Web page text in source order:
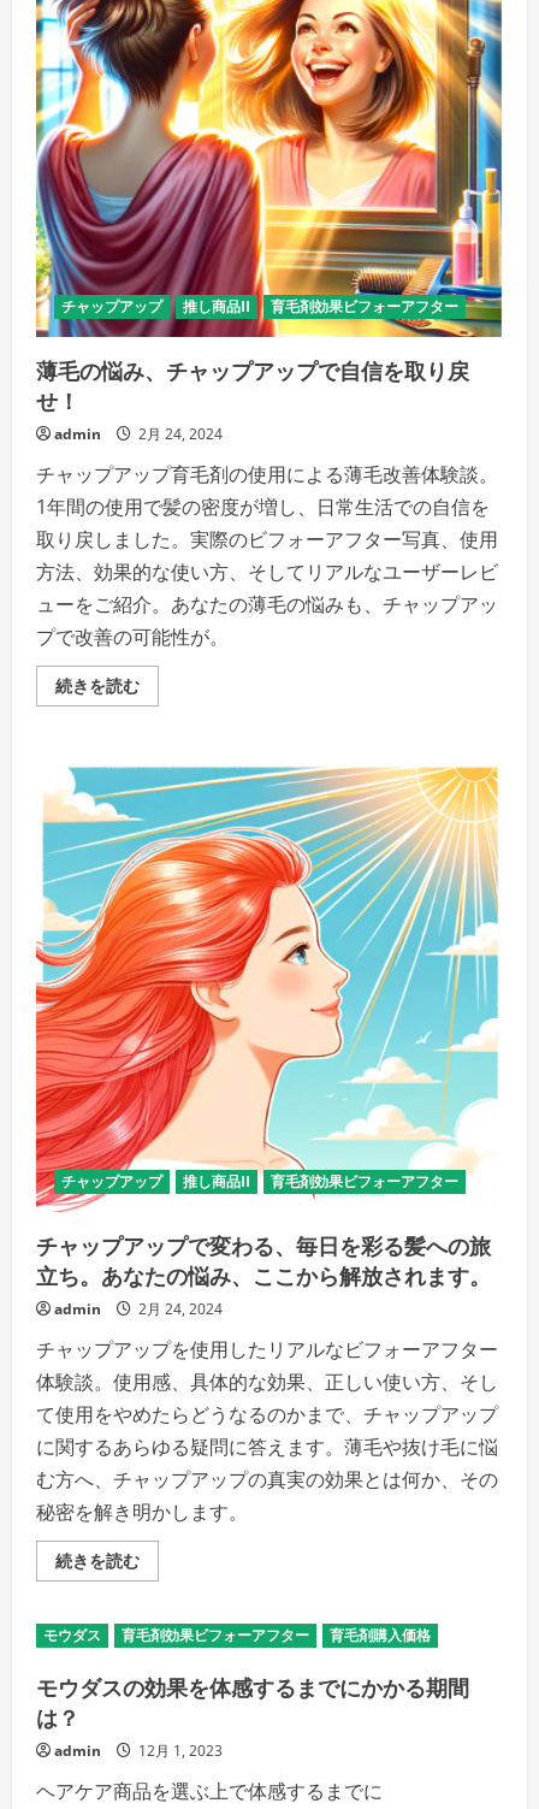
チャップアップ 推し商品II 育毛剤効果ビフォーアフター
薄毛の悩み、チャップアップで自信を取り戻
せ！
admin 2月 24, 2024
チャップアップ育毛剤の使用による薄毛改善体験談。
1年間の使用で髪の密度が増し、日常生活での自信を
取り戻しました。実際のビフォーアフター写真、使用
方法、効果的な使い方、そしてリアルなユーザーレビ
ューをご紹介。あなたの薄毛の悩みも、チャップアッ
プで改善の可能性が。
続きを読む薄
毛
チ
ャ
ッ
プ
ア
ッ
プ
で
自
信
を
取
り
戻
せ！
の
詳
細
を
ご
覧
く
だ
さ
い
チャップアップ 推し商品II 育毛剤効果ビフォーアフター
チャップアップで変わる、毎日を彩る髪への旅
立ち。あなたの悩み、ここから解放されます。
admin 2月 24, 2024
チャップアップを使用したリアルなビフォーアフター
体験談。使用感、具体的な効果、正しい使い方、そし
て使用をやめたらどうなるのかまで、チャップアップ
に関するあらゆる疑問に答えます。薄毛や抜け毛に悩
む方へ、チャップアップの真実の効果とは何か、その
秘密を解き明かします。
続きを読むチ
ャ
ア
ッ
で
変
毎
日
を
彩
モウダス 育毛剤効果ビフォーアフター 育毛剤購入価格
モウダスの効果を体感するまでにかかる期間
は？
admin 12月 1, 2023
ヘアケア商品を選ぶ上で体感するまでに